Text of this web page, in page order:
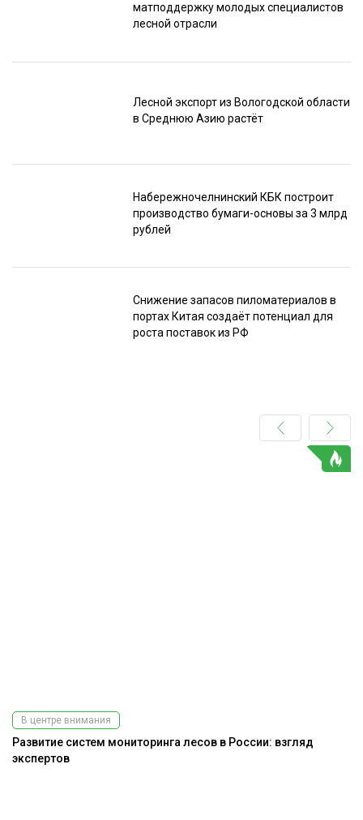
матподдержку молодых специалистов
лесной отрасли
Лесной экспорт из Вологодской области
в Среднюю Азию растёт
Набережночелнинский КБК построит
производство бумаги-основы за 3 млрд
рублей
Снижение запасов пиломатериалов в
портах Китая создаёт потенциал для
роста поставок из РФ
В центре внимания
Развитие систем мониторинга лесов в России: взгляд
экспертов